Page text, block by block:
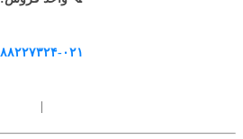
۸۸۲۲۷۳۲۴-۰۲۱